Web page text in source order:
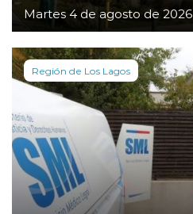
Martes 4 de agosto de 2026
Región de Los Lagos